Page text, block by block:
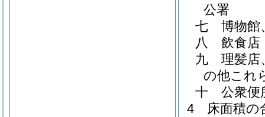
公署
七
博物館
八
飲食店
九
理髪店
の他これ
十
公衆便
4
床面積の